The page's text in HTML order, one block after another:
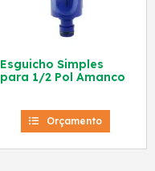
Esguicho Simples
para 1/2 Pol Amanco
Orçamento